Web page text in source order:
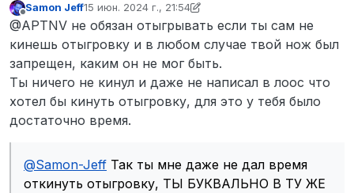
у меня за нож, ты втупую сразу сказал что это
запрещенный предмет. Буквально не дав мне
ничего сделать и посадил в камеру.
Не в сети
Samon Jeff15 июн. 2024 г., 21:54
отредактировано Samon Jeff
@APTNV не обязан отыгрывать если ты сам не
кинешь отыгровку и в любом случае твой нож был
запрещен, каким он не мог быть.
Ты ничего не кинул и даже не написал в лоос что
хотел бы кинуть отыгровку, для это у тебя было
достаточно время.
@Samon-Jeff Так ты мне даже не дал время
откинуть отыгровку, ТЫ БУКВАЛЬНО В ТУ ЖЕ